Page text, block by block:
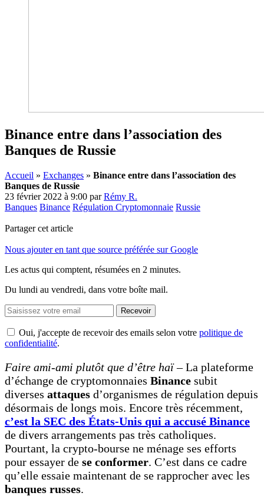
Binance entre dans l’association des
Banques de Russie
Accueil » Exchanges » Binance entre dans l’association des
Banques de Russie
23 février 2022 à 9:00 parRémy R.
Banques Binance Régulation Cryptomonnaie Russie
Partager cet article
Nous ajouter en tant que source préférée sur Google
Les actus qui comptent, résumées en 2 minutes.
Du lundi au vendredi, dans votre boîte mail.
Recevoir
Oui, j'accepte de recevoir des emails selon votre politique de
confidentialité.
Faire ami-ami plutôt que d’être haï –La plateforme
d’échange de cryptomonnaies Binance subit
diverses attaques d’organismes de régulation depuis
désormais de longs mois. Encore très récemment,
c’est la SEC des États-Unis qui a accusé Binance
de divers arrangements pas très catholiques.
Pourtant, la crypto-bourse ne ménage ses efforts
pour essayer de se conformer. C’est dans ce cadre
qu’elle essaie maintenant de se rapprocher avec les
banques russes.